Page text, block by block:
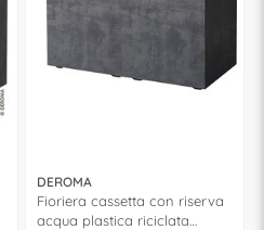
DEROMA
Fioriera cassetta con riserva
acqua plastica riciclata